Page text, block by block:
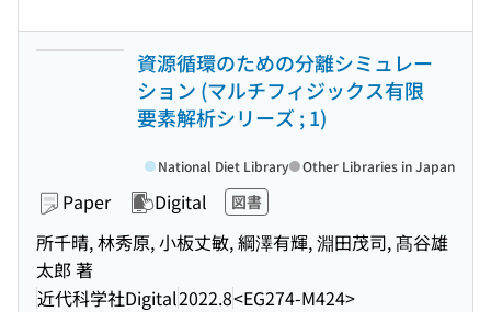
資源循環のための分離シミュレー
ション (マルチフィジックス有限
要素解析シリーズ ; 1)
Paper Digital 図書
所千晴, 林秀原, 小板丈敏, 綱澤有輝, 淵田茂司, 髙谷雄
太郎 著
近代科学社Digital2022.8<EG274-M424>
National Diet Library Other Libraries in Japan